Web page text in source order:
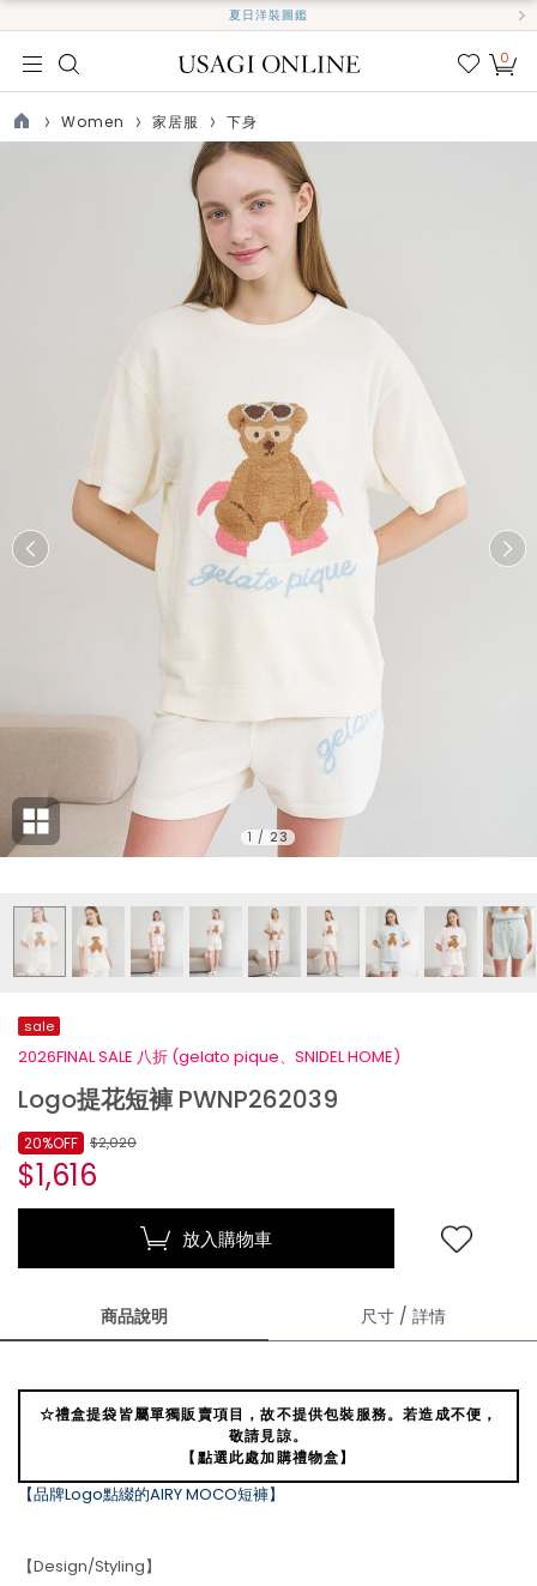
夏日洋裝圖鑑
我的
0
TOP
Women 家居服 下身
1 / 23
sale
2026FINAL SALE 八折 (gelato pique、SNIDEL HOME)
Logo提花短褲 PWNP262039
$2,020
$1,616
20%OFF
放入購物車
商品說明 尺寸 / 詳情
☆禮盒提袋皆屬單獨販賣項目，故不提供包裝服務。若造成不便，
敬請見諒。
【點選此處加購禮物盒】
【品牌Logo點綴的AIRY MOCO短褲】
【Design/Styling】